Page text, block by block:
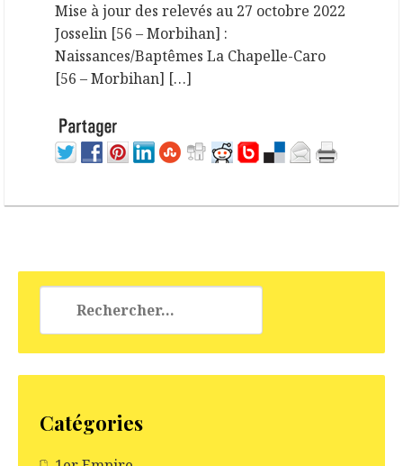
Mise à jour des relevés au 27 octobre 2022
Josselin [56 – Morbihan] :
Naissances/Baptêmes La Chapelle-Caro
[56 – Morbihan] […]
Catégories